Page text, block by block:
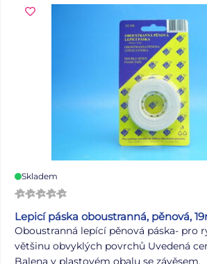
Skladem
Lepicí páska oboustranná, pěnová,
Oboustranná lepící pěnová páska- pro
většinu obvyklých povrchů Uvedená
Balena v plastovém obalu se závěsem.